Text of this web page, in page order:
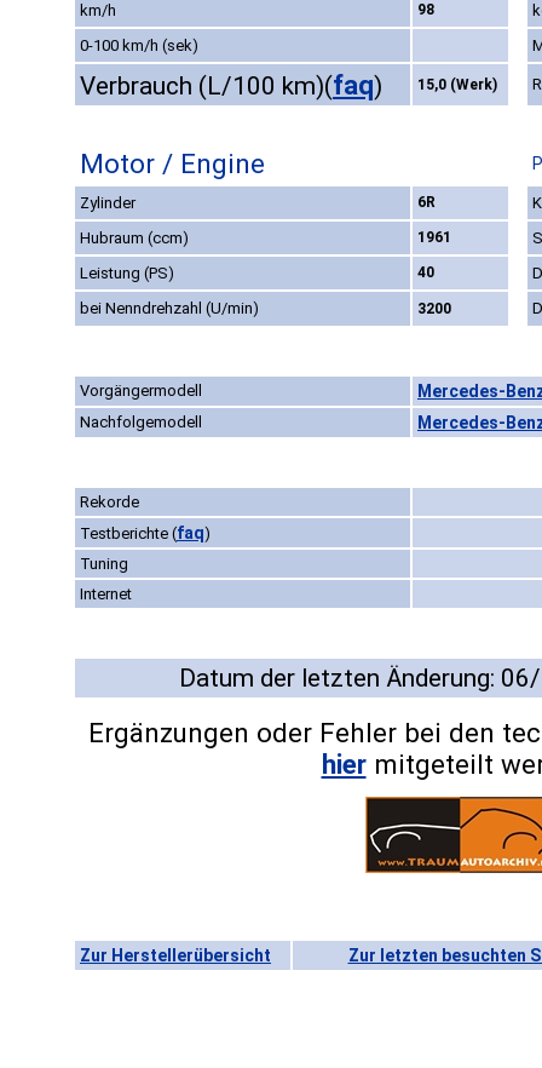
km/h 98
0-100 km/h (sek)
Verbrauch (L/100 km)(faq) 15,0 (Werk)
Motor / Engine
Zylinder 6R
Hubraum (ccm)
1961
Leistung (PS)
40
bei Nenndrehzahl (U/min)
3200
Vorgängermodell Mercedes-
Nachfolgemodell Mercedes-
Rekorde
Testberichte (faq)
Tuning
Internet
Datum der letzten Änderung:
Ergänzungen oder Fehler bei den
hiermitgeteilt
Zur Herstellerübersicht Zur letzten besuchten